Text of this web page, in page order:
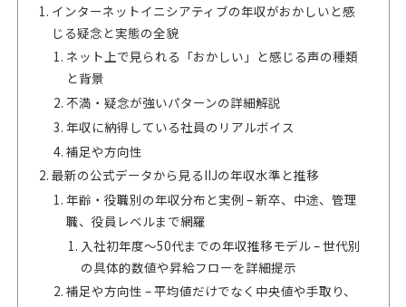
インターネットイニシアティブの年収がおかしいと感
じる疑念と実態の全貌
ネット上で見られる「おかしい」と感じる声の種類
と背景
不満・疑念が強いパターンの詳細解説
年収に納得している社員のリアルボイス
補足や方向性
最新の公式データから見るIIJの年収水準と推移
年齢・役職別の年収分布と実例 – 新卒、中途、管理
職、役員レベルまで網羅
入社初年度～50代までの年収推移モデル – 世代別
の具体的数値や昇給フローを詳細提示
補足や方向性 – 平均値だけでなく中央値や手取り、